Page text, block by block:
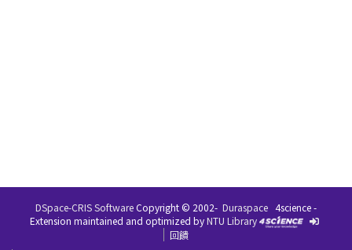
DSpace-CRIS SoftwareCopyright © 2002- Duraspace 4science -
Extension maintained and optimized byNTU Library
回饋